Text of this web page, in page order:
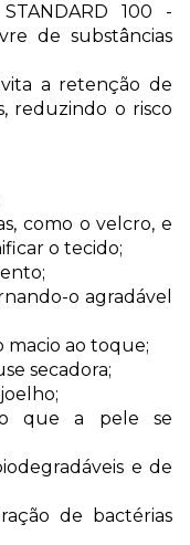
100 -
de substâncias
a retenção de
reduzindo o risco
como o velcro, e
o tecido;
o agradável
macio ao toque;
secadora;
que a pele se
e de
de bactérias